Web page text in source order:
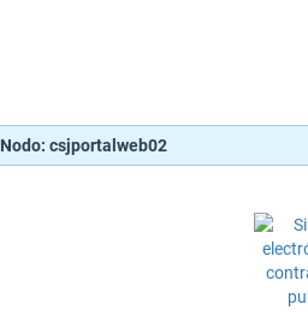
Nodo: csjportalweb02